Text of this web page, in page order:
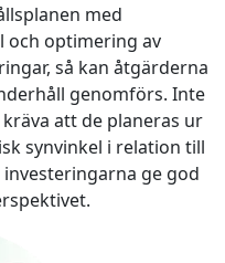
med
och optimering av
så kan åtgärderna
genomförs. Inte
att de planeras ur
synvinkel i relation till
ge god